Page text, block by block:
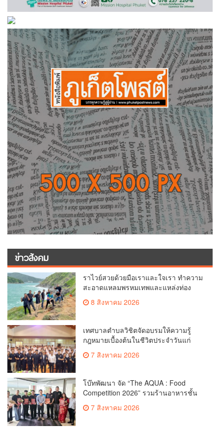
ข่าวสังคม
ราไวย์สวยด้วยมือเราและใจเรา ทำความ
สะอาดแหลมพรหมเทพและแหล่งท่อง
8 สิงหาคม 2026
เทศบาลตำบลวิชิตจัดอบรมให้ความรู้
กฎหมายเบื้องต้นในชีวิตประจำวันแก่
เยาวชน
7 สิงหาคม 2026
โบ๊ทพัฒนา จัด “The AQUA : Food
Competition 2026” รวมร้านอาหารชั้น
นำของ The Shopps at The AQUA ชู
ศักยภาพ Food Destination ย่านเชิงทะเล
7 สิงหาคม 2026